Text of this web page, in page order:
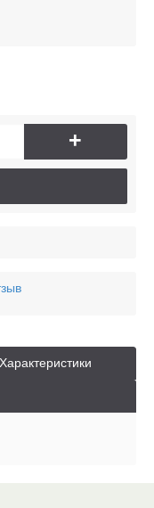
+
Характеристики